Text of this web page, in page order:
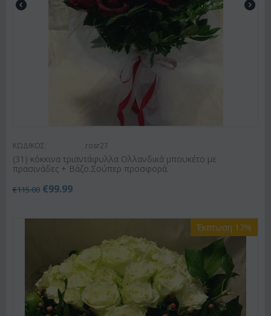
ΚΩΔΙΚΟΣ: rosr27
(31) κόκκινα τριαντάφυλλα Ολλανδικά μπουκέτο με
πρασινάδες + Βάζο.Σούπερ προσφορά.
€115.00 €99.99
Έκπτωση 17%